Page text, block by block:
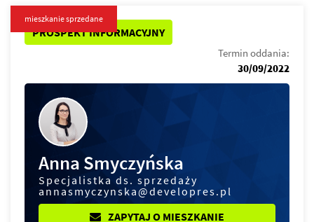
PROSPEKT INFORMACYJNY
mieszkanie sprzedane
Termin oddania:
30/09/2022
Anna Smyczyńska
Specjalistka ds. sprzedaży
annasmyczynska@developres.pl
ZAPYTAJ O MIESZKANIE